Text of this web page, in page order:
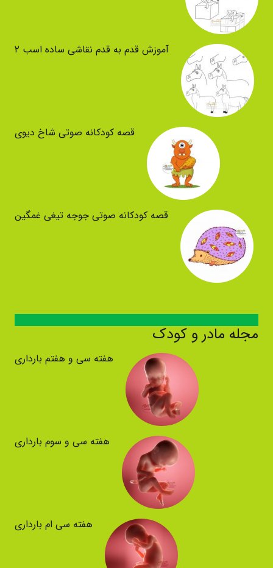
آموزش قدم به قدم نقاشی ساده اسب ۲
قصه کودکانه صوتی شاخ دیوی
قصه کودکانه صوتی جوجه تیغی غمگین
مجله مادر و کودک
هفته سی و هفتم بارداری
هفته سی و سوم بارداری
هفته سی ام بارداری